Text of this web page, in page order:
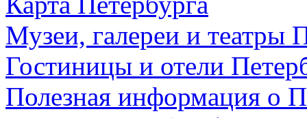
Музеи, галереи и театры
Гостиницы и отели
Полезная информация о